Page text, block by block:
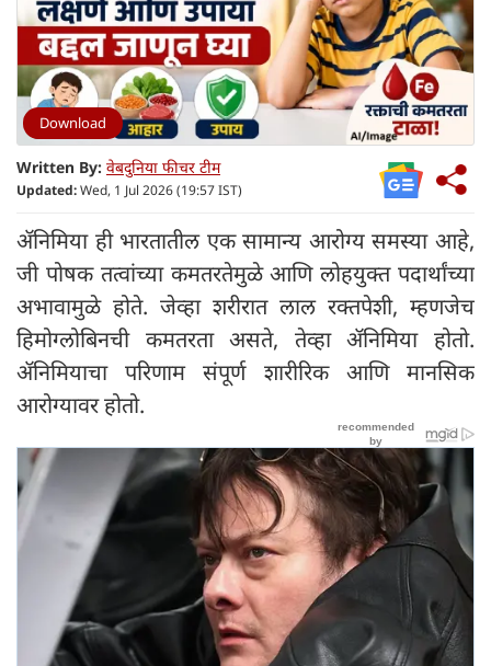
Download
Written By: वेबदुनिया फीचर टीम
Updated:Wed, 1 Jul 2026 (19:57 IST)
ॲनिमिया ही भारतातील एक सामान्य आरोग्य समस्या आहे,
जी पोषक तत्वांच्या कमतरतेमुळे आणि लोहयुक्त पदार्थांच्या
अभावामुळे होते. जेव्हा शरीरात लाल रक्तपेशी, म्हणजेच
हिमोग्लोबिनची कमतरता असते, तेव्हा ॲनिमिया होतो.
ॲनिमियाचा परिणाम संपूर्ण शारीरिक आणि मानसिक
आरोग्यावर होतो.